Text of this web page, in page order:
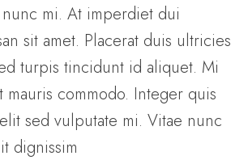
mi. At imperdiet dui
sit amet. Placerat duis ultricies
turpis tincidunt id aliquet. Mi
mauris commodo. Integer quis
sed vulputate mi. Vitae nunc
dignissim